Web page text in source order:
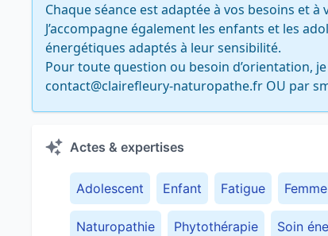
Chaque séance est adaptée à vos besoins et à
J’accompagne également les enfants et les
énergétiques adaptés à leur sensibilité.
Pour toute question ou besoin d’orientation,
contact@clairefleury-naturopathe.fr OU par
Actes & expertises
Adolescent Enfant Fatigue Femme
Naturopathie Phytothérapie Soin